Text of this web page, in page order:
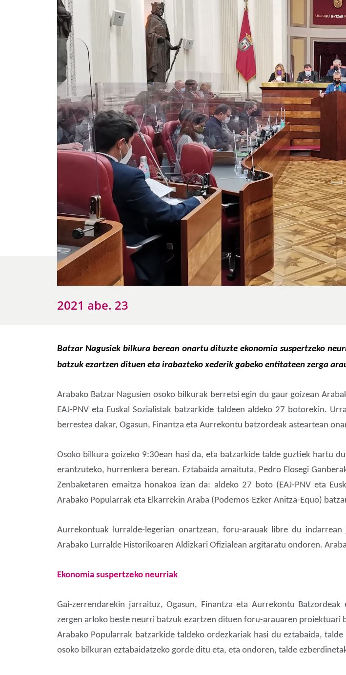
2021 abe. 23
Batzar Nagusiek bilkura berean onartu dituzte ekonomia suspertzeko
batzuk ezartzen dituen eta irabazteko xederik gabeko entitateen zerga
Arabako Batzar Nagusien osoko bilkurak berretsi egin du gaur goizean
EAJ-PNV eta Euskal Sozialistak batzarkide taldeen aldeko 27 botorekin.
berrestea dakar, Ogasun, Finantza eta Aurrekontu batzordeak asteartean
Osoko bilkura goizeko 9:30ean hasi da, eta batzarkide talde guztiek hartu
erantzuteko, hurrenkera berean. Eztabaida amaituta, Pedro Elosegi
Zenbaketaren emaitza honakoa izan da: aldeko 27 boto (EAJ-PNV eta
Arabako Popularrak eta Elkarrekin Araba (Podemos-Ezker Anitza-Equo)
Aurrekontuak lurralde-legerian onartzean, foru-arauak libre du
Arabako Lurralde Historikoaren Aldizkari Ofizialean argitaratu ondoren.
Ekonomia suspertzeko neurriak
Gai-zerrendarekin jarraituz, Ogasun, Finantza eta Aurrekontu
zergen arloko beste neurri batzuk ezartzen dituen foru-arauaren
Arabako Popularrak batzarkide taldeko ordezkariak hasi du eztabaida,
osoko bilkuran eztabaidatzeko gorde ditu eta, eta ondoren, talde